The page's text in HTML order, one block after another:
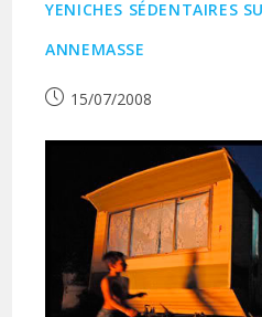
YENICHES SÉDENTAIRES
ANNEMASSE
Publication
15/07/2008